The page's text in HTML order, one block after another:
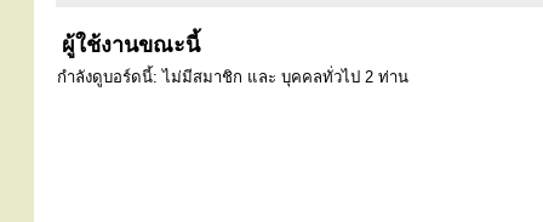
ผู้ใช้งานขณะนี้
กำลังดูบอร์ดนี้: ไม่มีสมาชิก และ บุคคลทั่วไป 2 ท่าน